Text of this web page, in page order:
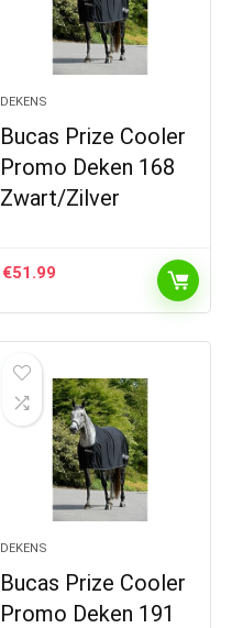
DEKENS
Bucas Prize Cooler
Promo Deken 168
Zwart/Zilver
€51.99
DEKENS
Bucas Prize Cooler
Promo Deken 191